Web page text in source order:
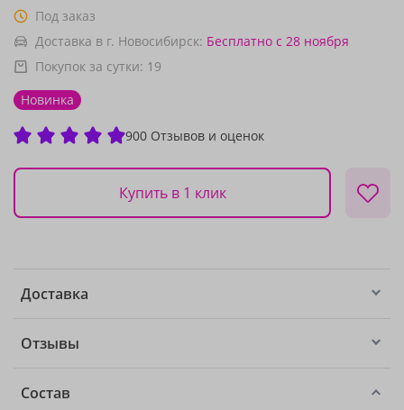
Под заказ
Доставка в г. Новосибирск: Бесплатно с 28 ноября
Покупок за сутки: 19
Новинка
900 Отзывов и оценок
Купить в 1 клик
Доставка
Отзывы
Состав